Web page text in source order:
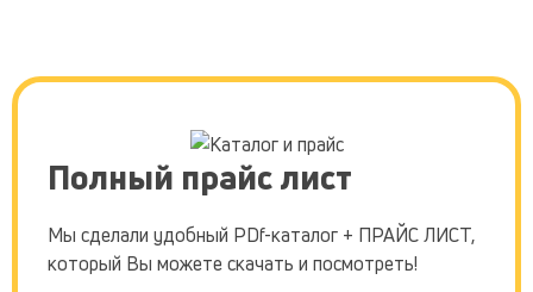
Полный прайс лист
Мы сделали удобный PDf-каталог + ПРАЙС ЛИСТ,
который Вы можете скачать и посмотреть!